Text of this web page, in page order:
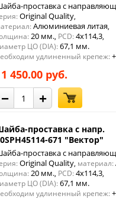
проставка с
Original Quality,
Алюминиевая литая,
20 мм., PCD: 4x114,3,
ЦО (DIA): 67,1 мм.
удлиненный крепеж:
1 450.00 руб.
− +
проставка с напр.
671 "Вектор"
проставка с
Original Quality, материал:
20 мм., PCD: 4x114,3,
ЦО (DIA): 67,1 мм.
удлиненный крепеж: